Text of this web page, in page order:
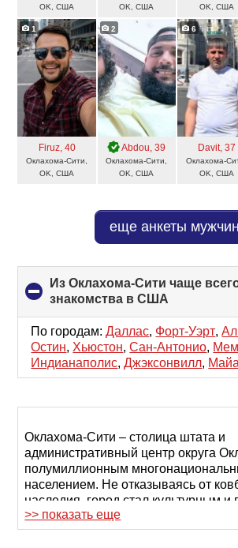
OK, США
OK, США
OK, США
1
Firuz, 40
Оклахома-Сити,
OK, США
2
Abdou, 39
Оклахома-Сити,
OK, США
6
Davit, 37
Оклахома-
OK, США
еще анкеты мужчин
Из Оклахома-Сити чаще
знакомства в США
to
collapse
contents
По городам: Даллас, Форт-Уэрт,
Остин, Хьюстон,Сан-Антонио,
Индианаполис,Джэксонвилл,
Оклахома-Сити – столица штата и
административный центр округа
полумиллионным
населением. Не отказываясь от
наследия, город стал культурным и
центром, где много памятных мест
площадок для отдыха в окружении
>> показать еще